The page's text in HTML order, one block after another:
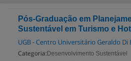
Pós-Graduação em
Sustentável em Turismo e
UGB - Centro Universitário Geraldo Di
Categoria: Desenvolvimento Sustentável